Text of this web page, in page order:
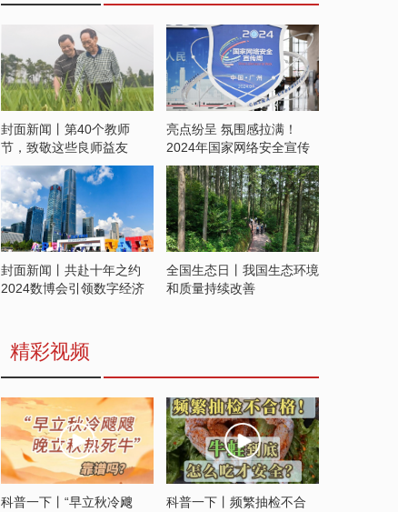
封面新闻丨第40个教师
节，致敬这些良师益友
亮点纷呈 氛围感拉满！
2024年国家网络安全宣传
周开启
封面新闻丨共赴十年之约
2024数博会引领数字经济
全国生态日丨我国生态环境
和质量持续改善
精彩视频
科普一下丨“早立秋冷飕
科普一下丨频繁抽检不合